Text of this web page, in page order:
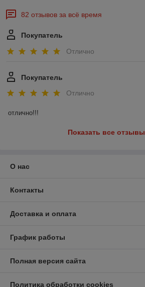
82 отзывов за всё время
Покупатель
Отлично
Покупатель
Отлично
отлично!!!
Показать все отзывы
О нас
Контакты
Доставка и оплата
График работы
Полная версия сайта
Политика обработки cookies